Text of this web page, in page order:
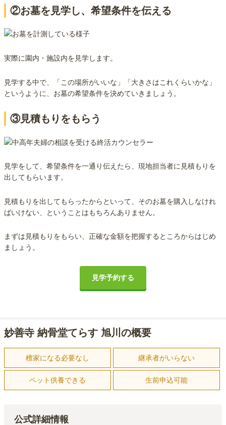
②お墓を見学し、希望条件を伝える
実際に園内・施設内を見学します。
見学する中で、「この場所がいいな」「大きさはこれくらいかな」
というように、お墓の希望条件を決めていきましょう。
③見積もりをもらう
見学をして、希望条件を一通り伝えたら、現地担当者に見積もりを
出してもらいます。
見積もりを出してもらったからといって、そのお墓を購入しなけれ
ばいけない、ということはもちろんありません。
まずは見積もりをもらい、正確な金額を把握するところからはじめ
ましょう。
見学予約する
妙善寺 納骨堂てらす 旭川の概要
檀家になる必要なし 継承者がいらない
ペット供養できる 生前申込可能
公式詳細情報